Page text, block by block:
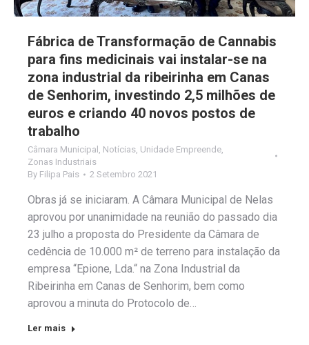
Fábrica de Transformação de Cannabis
para fins medicinais vai instalar-se na
zona industrial da ribeirinha em Canas
de Senhorim, investindo 2,5 milhões de
euros e criando 40 novos postos de
trabalho
Câmara Municipal , Notícias, Unidade Empreende,
Zonas Industriais
By Filipa Pais 2 Setembro 2021
Obras já se iniciaram. A Câmara Municipal de Nelas
aprovou por unanimidade na reunião do passado dia
23 julho a proposta do Presidente da Câmara de
cedência de 10.000 m² de terreno para instalação da
empresa “Epione, Lda.“ na Zona Industrial da
Ribeirinha em Canas de Senhorim, bem como
aprovou a minuta do Protocolo de…
Ler mais